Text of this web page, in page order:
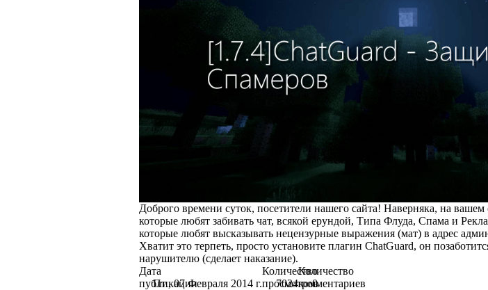
Доброго времени суток, посетители нашего сайта! Наверняка, на вашем
которые любят забивать чат, всякой ерундой, Типа Флуда, Спама и
которые любят высказывать нецензурные выражения (мат) в адрес
Хватит это терпеть, просто установите плагин ChatGuard, он
нарушителю (сделает наказание).
Дата
публикации
Пт., 07 Февраля 2014 г.
Количество
просмотров
7024
Количество
комментариев
0